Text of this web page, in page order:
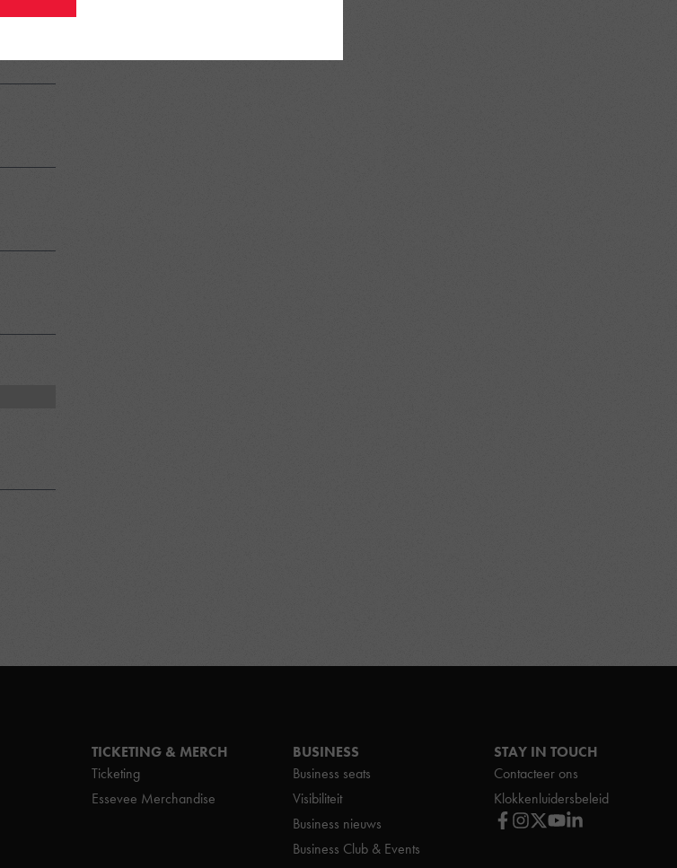
TICKETING & MERCH
Ticketing
Essevee Merchandise
BUSINESS
Business seats
Visibiliteit
Business nieuws
Business Club & Events
STAY IN TOUCH
Contacteer ons
Klokkenluidersbeleid